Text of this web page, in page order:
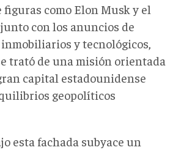
figuras como Elon Musk y el
con los anuncios de
y tecnológicos,
trató de una misión orientada
capital estadounidense
geopolíticos
esta fachada subyace un